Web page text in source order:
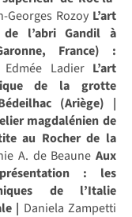
Georges Rozoy L’art
l’abri Gandil à
France) :
Edmée Ladier L’art
de la grotte
(Ariège) |
magdalénien de
au Rocher de la
A. de Beaune Aux
: les
de l’Italie
| Daniela Zampetti